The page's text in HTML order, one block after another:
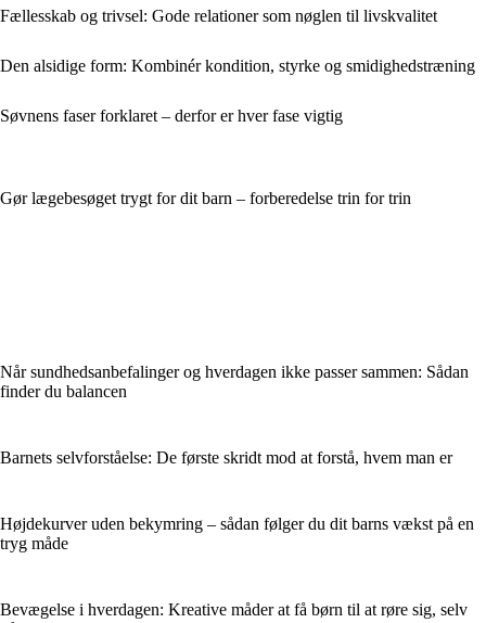
Fællesskab og trivsel: Gode relationer som nøglen til livskvalitet
Den alsidige form: Kombinér kondition, styrke og smidighedstræning
Søvnens faser forklaret – derfor er hver fase vigtig
Gør lægebesøget trygt for dit barn – forberedelse trin for trin
Når sundhedsanbefalinger og hverdagen ikke passer sammen: Sådan
finder du balancen
Barnets selvforståelse: De første skridt mod at forstå, hvem man er
Højdekurver uden bekymring – sådan følger du dit barns vækst på en
tryg måde
Bevægelse i hverdagen: Kreative måder at få børn til at røre sig, selv